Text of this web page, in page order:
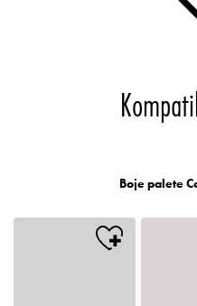
Boje palete